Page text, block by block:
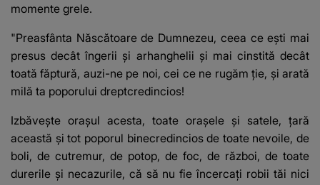
momente grele.
"Preasfânta Născătoare de Dumnezeu, ceea ce ești mai
presus decât îngerii și arhanghelii și mai cinstită decât
toată făptură, auzi-ne pe noi, cei ce ne rugăm ție, și arată
milă ta poporului dreptcredincios!
Izbăvește orașul acesta, toate orașele și satele, țară
această și tot poporul binecredincios de toate nevoile, de
boli, de cutremur, de potop, de foc, de război, de toate
durerile și necazurile, că să nu fie încercați robii tăi nici